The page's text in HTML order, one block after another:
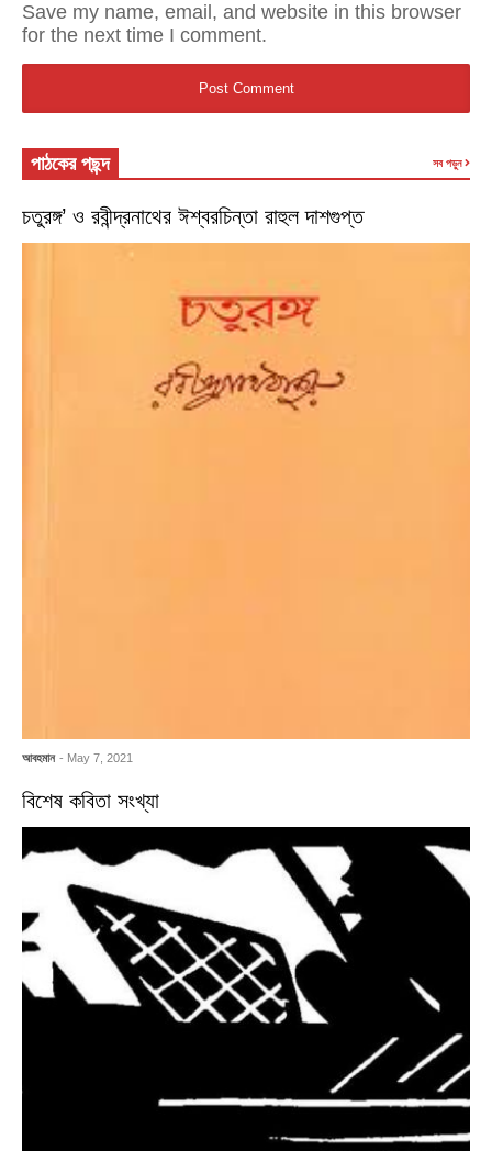
Save my name, email, and website in this browser
for the next time I comment.
পাঠকের পছন্দ সব পড়ুন
চতুরঙ্গ’ ও রবীন্দ্রনাথের ঈশ্বরচিন্তা রাহুল দাশগুপ্ত
আবহমান - May 7, 2021
বিশেষ কবিতা সংখ্যা